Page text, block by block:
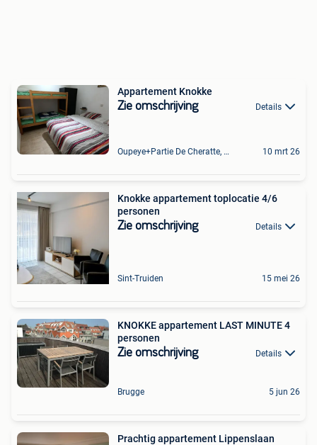
Appartement Knokke
Zie omschrijving Details
Oupeye+Partie De Cheratte, Herstal Et Wandre 10 mrt 26
Knokke appartement toplocatie 4/6
personen
Zie omschrijving Details
Sint-Truiden 15 mei 26
KNOKKE appartement LAST MINUTE 4
personen
Zie omschrijving Details
Brugge 5 jun 26
Prachtig appartement Lippenslaan